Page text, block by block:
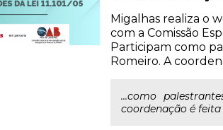
Migalhas realiza o
com a Comissão
Participam como
Romeiro. A
...como
coordenação é